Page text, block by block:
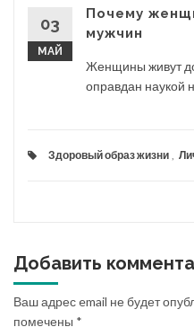
03
МАЙ
Почему
мужчин
Женщины живут
оправдан наукой
Здоровый образ жизни
Добавить
Ваш адрес email не будет
помечены *